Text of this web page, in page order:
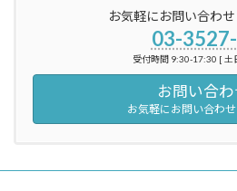
お気軽にお問い合わせ
03-
受付時間 9:30-17:30 [ 土
お問い合
お気軽にお問い合わ